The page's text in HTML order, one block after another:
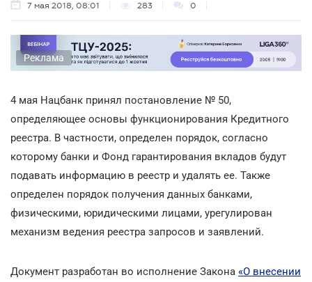
7 мая 2018, 08:01 283 0
Реклама
4 мая Нацбанк принял постановление № 50,
определяющее основы функционирования Кредитного
реестра. В частности, определен порядок, согласно
которому банки и Фонд гарантирования вкладов будут
подавать информацию в реестр и удалять ее. Также
определен порядок получения данных банками,
физическими, юридическими лицами, урегулирован
механизм ведения реестра запросов и заявлений.
Документ разработан во исполнение Закона «О внесении